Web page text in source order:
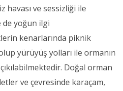
ve sessizliği ile
yoğun ilgi
kenarlarında piknik
yürüyüş yolları ile ormanın
Doğal orman
ve çevresinde karaçam,